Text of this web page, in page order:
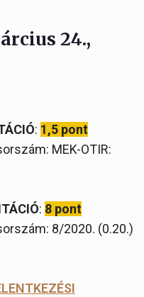
24.,
: 1,5 pont
MEK-OTIR:
: 8 pont
8/2020. (0.20.)